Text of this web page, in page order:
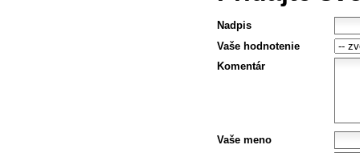
Nadpis
Vaše hodnotenie
Komentár
Vaše meno